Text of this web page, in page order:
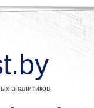
аналитиков